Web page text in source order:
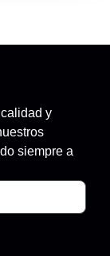
y
siempre a